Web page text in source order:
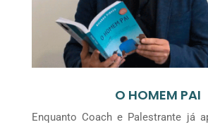
O HOMEM PAI
Enquanto Coach e Palestrante já